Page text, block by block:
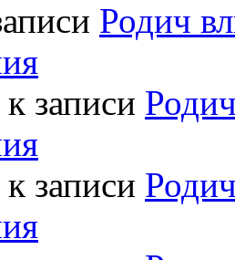
Родич
к записи
к записи